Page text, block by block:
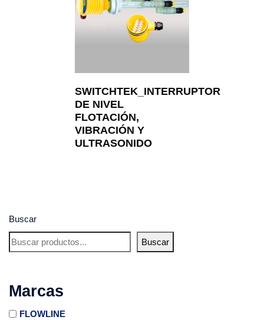
Buscar
Buscar
Marcas
FLOWLINE
SWITCHTEK_INTERRUPTOR
DE NIVEL
FLOTACIÓN,
VIBRACIÓN Y
ULTRASONIDO